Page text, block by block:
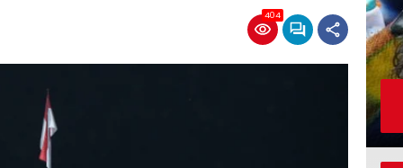
404